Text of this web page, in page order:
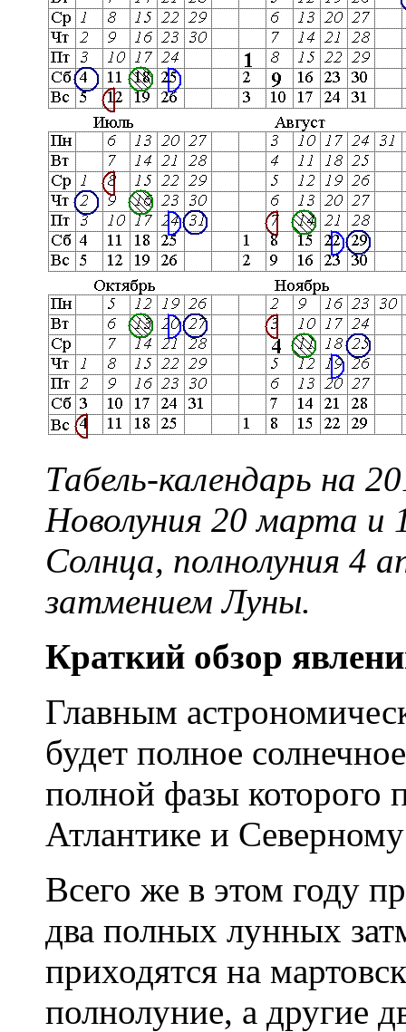
Табель-календарь на
Новолуния 20 марта и
Солнца, полнолуния 4
затмением Луны.
Краткий обзор
Главным
будет полное
полной фазы которого
Атлантике и
Всего же в этом году
два полных лунных
приходятся на
полнолуние, а другие